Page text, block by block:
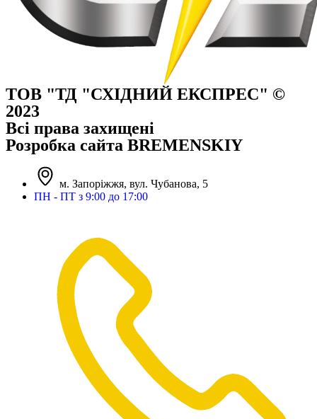
ТОВ "ТД "СХІДНИЙ ЕКСПРЕС" ©
2023
Всі права захищені
Розробка сайта BREMENSKIY
м. Запоріжжя, вул. Чубанова, 5
ПН - ПТ з 9:00 до 17:00